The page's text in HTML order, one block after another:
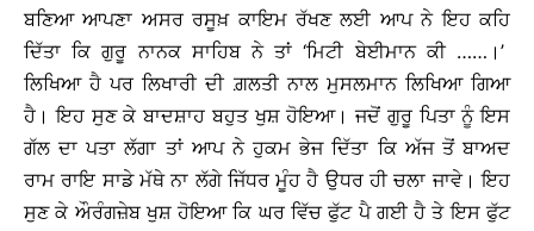
ਬਣਿਆ ਆਪਣਾ ਅਸਰ ਰਸੂਖ਼ ਕਾਇਮ ਰੱਖਣ ਲਈ ਆਪ ਨੇ ਇਹ ਕਹਿ
ਦਿੱਤਾ ਕਿ ਗੁਰੂ ਨਾਨਕ ਸਾਹਿਬ ਨੇ ਤਾਂ ‘ਮਿਟੀ ਬੇਈਮਾਨ ਕੀ ……।’
ਲਿਖਿਆ ਹੈ ਪਰ ਲਿਖਾਰੀ ਦੀ ਗ਼ਲਤੀ ਨਾਲ ਮੁਸਲਮਾਨ ਲਿਖਿਆ ਗਿਆ
ਹੈ। ਇਹ ਸੁਣ ਕੇ ਬਾਦਸ਼ਾਹ ਬਹੁਤ ਖੁਸ਼ ਹੋਇਆ। ਜਦੋਂ ਗੁਰੂ ਪਿਤਾ ਨੂੰ ਇਸ
ਗੱਲ ਦਾ ਪਤਾ ਲੱਗਾ ਤਾਂ ਆਪ ਨੇ ਹੁਕਮ ਭੇਜ ਦਿੱਤਾ ਕਿ ਅੱਜ ਤੋਂ ਬਾਅਦ
ਰਾਮ ਰਾਇ ਸਾਡੇ ਮੱਥੇ ਨਾ ਲੱਗੇ ਜਿੱਧਰ ਮੂੰਹ ਹੈ ਉਧਰ ਹੀ ਚਲਾ ਜਾਵੇ। ਇਹ
ਸੁਣ ਕੇ ਔਰੰਗਜ਼ੇਬ ਖੁਸ਼ ਹੋਇਆ ਕਿ ਘਰ ਵਿੱਚ ਫੁੱਟ ਪੈ ਗਈ ਹੈ ਤੇ ਇਸ ਫੁੱਟ